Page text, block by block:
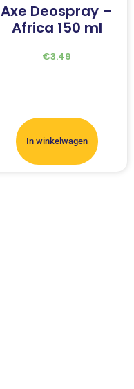
Axe Deospray –
Africa 150 ml
€3.49
In winkelwagen